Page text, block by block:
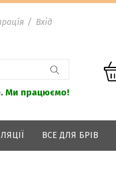
/ Вхід
Ми працюємо!
ВСЕ ДЛЯ БРІВ